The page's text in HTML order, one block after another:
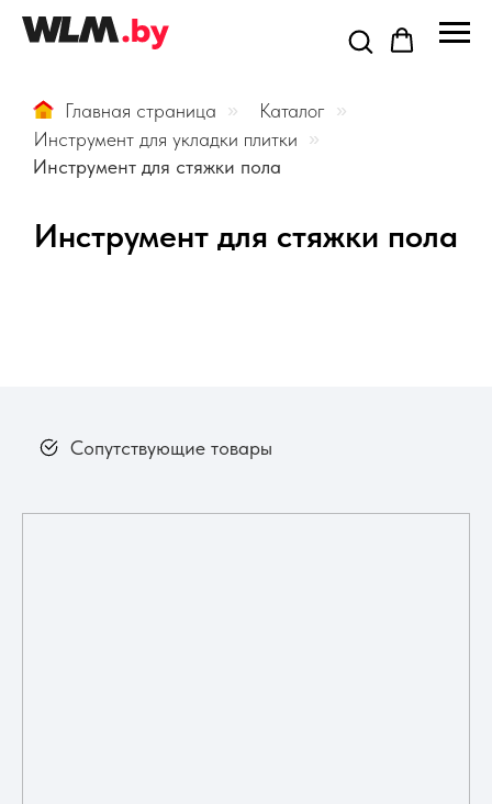
Главная страница » Каталог »
Инструмент для укладки плитки »
Инструмент для стяжки пола
Инструмент для стяжки пола
Сопутствующие товары